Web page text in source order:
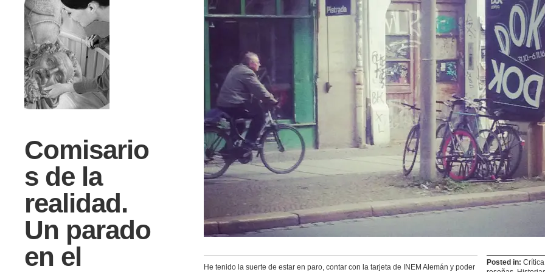
Comisario
s de la
realidad.
Un parado
en el
He tenido la suerte de estar en paro, contar con la tarjeta de INEM Alemán y poder
Posted in: